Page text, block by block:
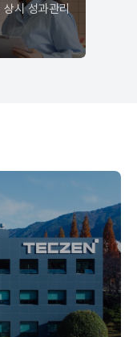
상시 성과관리